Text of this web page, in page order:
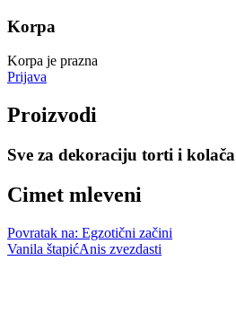
Korpa
Korpa je prazna
Prijava
Proizvodi
Sve za dekoraciju torti i kolača
Cimet mleveni
Povratak na: Egzotični začini
Vanila štapićAnis zvezdasti